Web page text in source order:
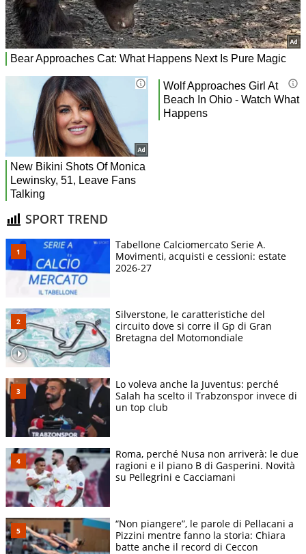
SPORT TREND
Tabellone Calciomercato Serie A.
Movimenti, acquisti e cessioni: estate
2026-27
Silverstone, le caratteristiche del
circuito dove si corre il Gp di Gran
Bretagna del Motomondiale
Lo voleva anche la Juventus: perché
Salah ha scelto il Trabzonspor invece di
un top club
Roma, perché Nusa non arriverà: le due
ragioni e il piano B di Gasperini. Novità
su Pellegrini e Cacciamani
“Non piangere”, le parole di Pellacani a
Pizzini mentre fanno la storia: Chiara
batte anche il record di Ceccon